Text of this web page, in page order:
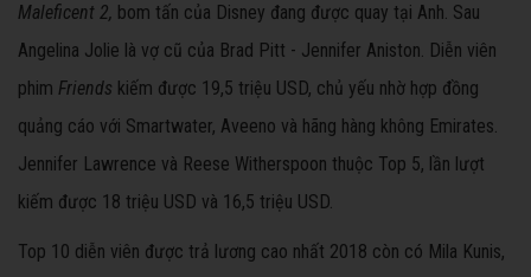
Maleficent 2, bom tấn của Disney đang được quay tại Anh. Sau
Angelina Jolie là vợ cũ của Brad Pitt - Jennifer Aniston. Diễn viên
phim Friends kiếm được 19,5 triệu USD, chủ yếu nhờ hợp đồng
quảng cáo với Smartwater, Aveeno và hãng hàng không Emirates.
Jennifer Lawrence và Reese Witherspoon thuộc Top 5, lần lượt
kiếm được 18 triệu USD và 16,5 triệu USD.
Top 10 diễn viên được trả lương cao nhất 2018 còn có Mila Kunis,